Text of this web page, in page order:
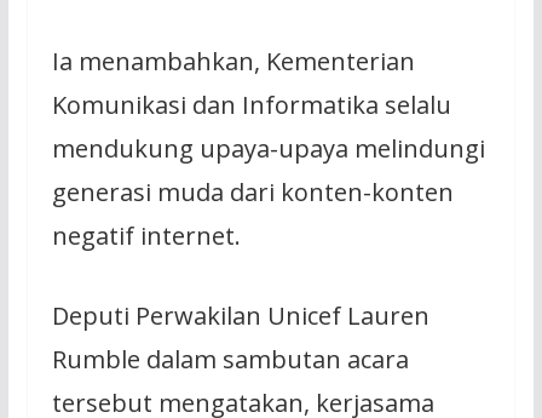
Ia menambahkan, Kementerian
Komunikasi dan Informatika selalu
mendukung upaya-upaya melindungi
generasi muda dari konten-konten
negatif internet.
Deputi Perwakilan Unicef Lauren
Rumble dalam sambutan acara
tersebut mengatakan, kerjasama